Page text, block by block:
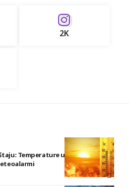
2K
Temperature u BiH i do 41